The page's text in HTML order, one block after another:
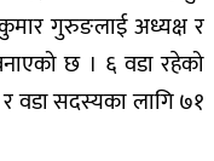
गुरुङलाई अध्यक्ष र
छ । ६ वडा रहेको
वडा सदस्यका लागि ७१